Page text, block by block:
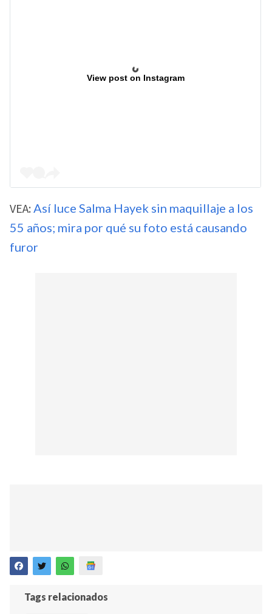
View post on Instagram
VEA: Así luce Salma Hayek sin maquillaje a los
55 años; mira por qué su foto está causando
furor
Tags relacionados